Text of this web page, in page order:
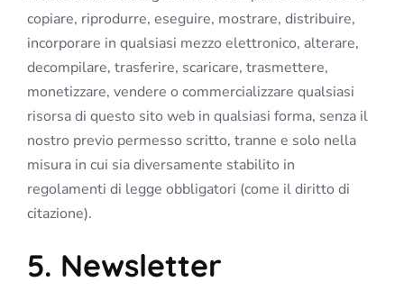
copiare, riprodurre, eseguire, mostrare, distribuire,
incorporare in qualsiasi mezzo elettronico, alterare,
decompilare, trasferire, scaricare, trasmettere,
monetizzare, vendere o commercializzare qualsiasi
risorsa di questo sito web in qualsiasi forma, senza il
nostro previo permesso scritto, tranne e solo nella
misura in cui sia diversamente stabilito in
regolamenti di legge obbligatori (come il diritto di
citazione).
5. Newsletter